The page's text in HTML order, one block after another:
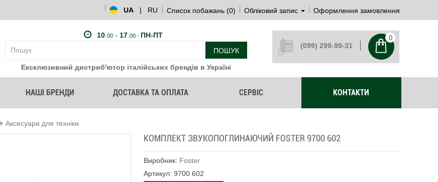
UA | RU Список побажань (0) Обліковий запис Оформлення замовлення
10. 00- 17. 00 - ПН-ПТ
ПОШУК
Ексклюзивний дистриб'ютор італійських брендів в Україні
(099) 299-99-31
0
НАШІ БРЕНДИ ДОСТАВКА ТА ОПЛАТА СЕРВІС КОНТАКТИ
Аксесуари для техніки
КОМПЛЕКТ ЗВУКОПОГЛИНАЮЧИЙ FOSTER 9700 602
Виробник: Foster
Артикул: 9700 602